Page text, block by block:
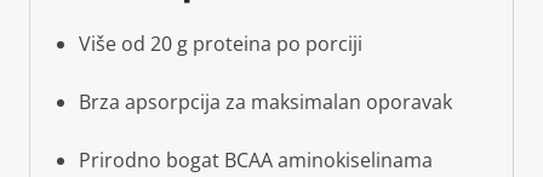
Više od 20 g proteina po porciji
Brza apsorpcija za maksimalan oporavak
Prirodno bogat BCAA aminokiselinama